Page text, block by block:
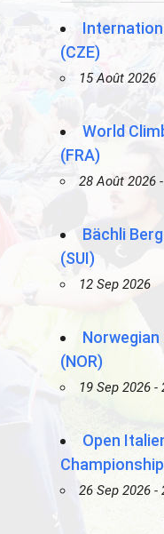
(CZE)
15 Août 2026
World
(FRA)
28 Août 2026
Bächli
(SUI)
12 Sep 2026
(NOR)
19 Sep 2026 -
Open
26 Sep 2026 -